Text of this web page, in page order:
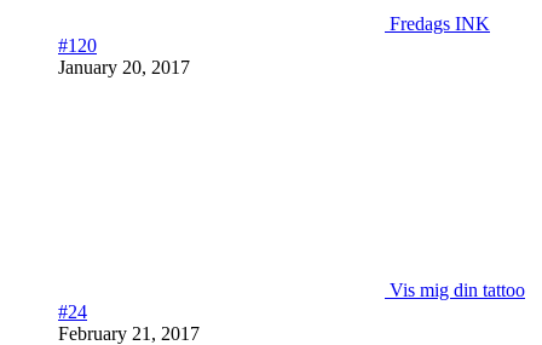
Fredags INK
#120
January 20, 2017
Vis mig din tattoo
#24
February 21, 2017